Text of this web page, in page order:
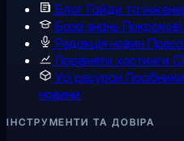
Блог Гайди та
База знань
Редакція новин
Порівняти хостинги
Усі ресурси
новини
ІНСТРУМЕНТИ ТА ДОВІРА